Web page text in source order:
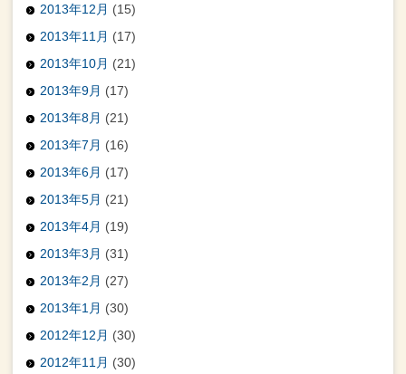
2013年12月 (15)
2013年11月 (17)
2013年10月 (21)
2013年9月 (17)
2013年8月 (21)
2013年7月 (16)
2013年6月 (17)
2013年5月 (21)
2013年4月 (19)
2013年3月 (31)
2013年2月 (27)
2013年1月 (30)
2012年12月 (30)
2012年11月 (30)